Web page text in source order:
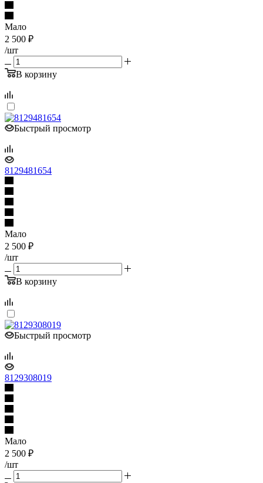
Мало
2 500 ₽
/шт
В корзину
Быстрый просмотр
8129481654
Мало
2 500 ₽
/шт
В корзину
Быстрый просмотр
8129308019
Мало
2 500 ₽
/шт